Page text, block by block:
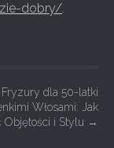
dobry/.
Fryzury dla 50-latki
Włosami: Jak
Objętości i Stylu →